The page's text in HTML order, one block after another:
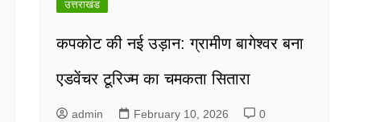
उत्तराखंड
कपकोट की नई उड़ान: ग्रामीण बागेश्वर बना
एडवेंचर टूरिज्म का चमकता सितारा
admin February 10, 2026 0